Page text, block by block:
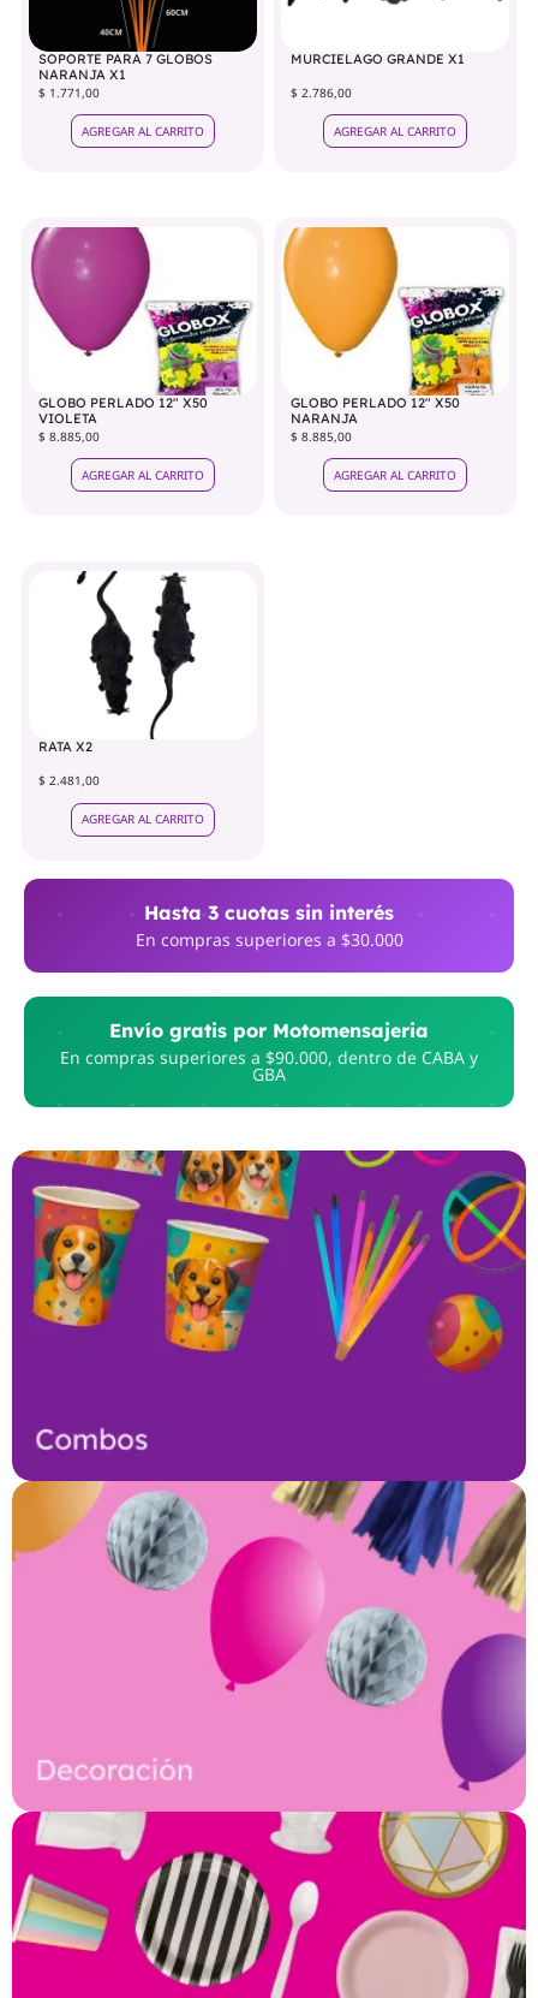
SOPORTE PARA 7 GLOBOS
NARANJA X1
$ 1.771,00
AGREGAR AL CARRITO
MURCIELAGO GRANDE X1
$ 2.786,00
AGREGAR AL CARRITO
GLOBO PERLADO 12" X50
VIOLETA
$ 8.885,00
AGREGAR AL CARRITO
GLOBO PERLADO 12" X50
NARANJA
$ 8.885,00
AGREGAR AL CARRITO
RATA X2
$ 2.481,00
AGREGAR AL CARRITO
Hasta 3 cuotas sin interés
En compras superiores a $30.000
Envío gratis por Motomensajeria
En compras superiores a $90.000, dentro de CABA y
GBA